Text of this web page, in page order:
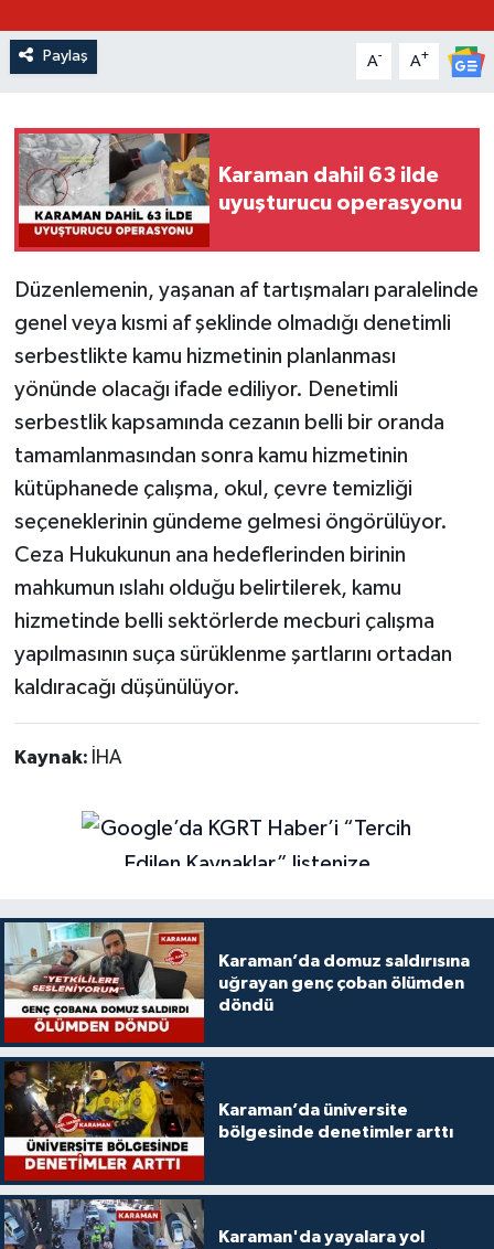
Paylaş A- A+
Karaman dahil 63 ilde
uyuşturucu operasyonu
Düzenlemenin, yaşanan af tartışmaları paralelinde
genel veya kısmi af şeklinde olmadığı denetimli
serbestlikte kamu hizmetinin planlanması
yönünde olacağı ifade ediliyor. Denetimli
serbestlik kapsamında cezanın belli bir oranda
tamamlanmasından sonra kamu hizmetinin
kütüphanede çalışma, okul, çevre temizliği
seçeneklerinin gündeme gelmesi öngörülüyor.
Ceza Hukukunun ana hedeflerinden birinin
mahkumun ıslahı olduğu belirtilerek, kamu
hizmetinde belli sektörlerde mecburi çalışma
yapılmasının suça sürüklenme şartlarını ortadan
kaldıracağı düşünülüyor.
Kaynak: İHA
Karaman’da domuz saldırısına
uğrayan genç çoban ölümden
döndü
Karaman’da üniversite
bölgesinde denetimler arttı
Karaman'da yayalara yol